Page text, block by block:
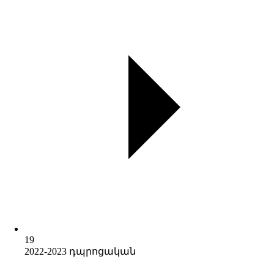
19
2022-2023 դպրոցական